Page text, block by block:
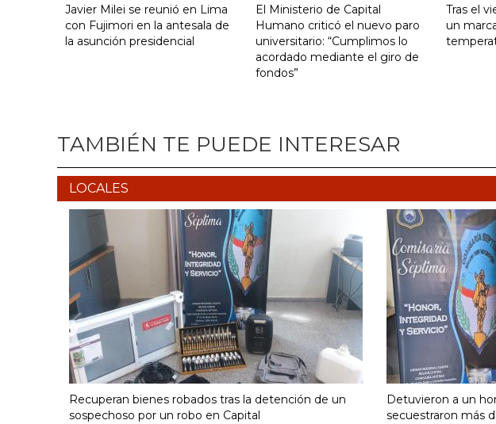
Javier Milei se reunió en Lima
con Fujimori en la antesala de
la asunción presidencial
El Ministerio de Capital
Humano criticó el nuevo paro
universitario: “Cumplimos lo
acordado mediante el giro de
fondos”
Tras el
un
TAMBIÉN TE PUEDE INTERESAR
LOCALES
Recuperan bienes robados tras la detención de un
sospechoso por un robo en Capital
Detuvieron a un
secuestraron más